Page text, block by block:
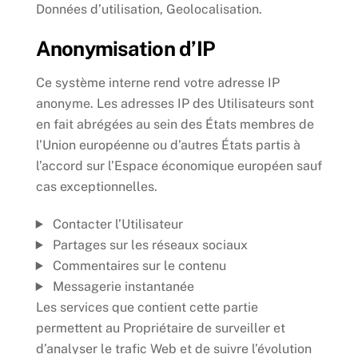
Données d’utilisation, Geolocalisation.
Anonymisation d’IP
Ce système interne rend votre adresse IP
anonyme. Les adresses IP des Utilisateurs sont
en fait abrégées au sein des États membres de
l’Union européenne ou d’autres États partis à
l’accord sur l’Espace économique européen sauf
cas exceptionnelles.
Contacter l’Utilisateur
Partages sur les réseaux sociaux
Commentaires sur le contenu
Messagerie instantanée
Les services que contient cette partie
permettent au Propriétaire de surveiller et
d’analyser le trafic Web et de suivre l’évolution